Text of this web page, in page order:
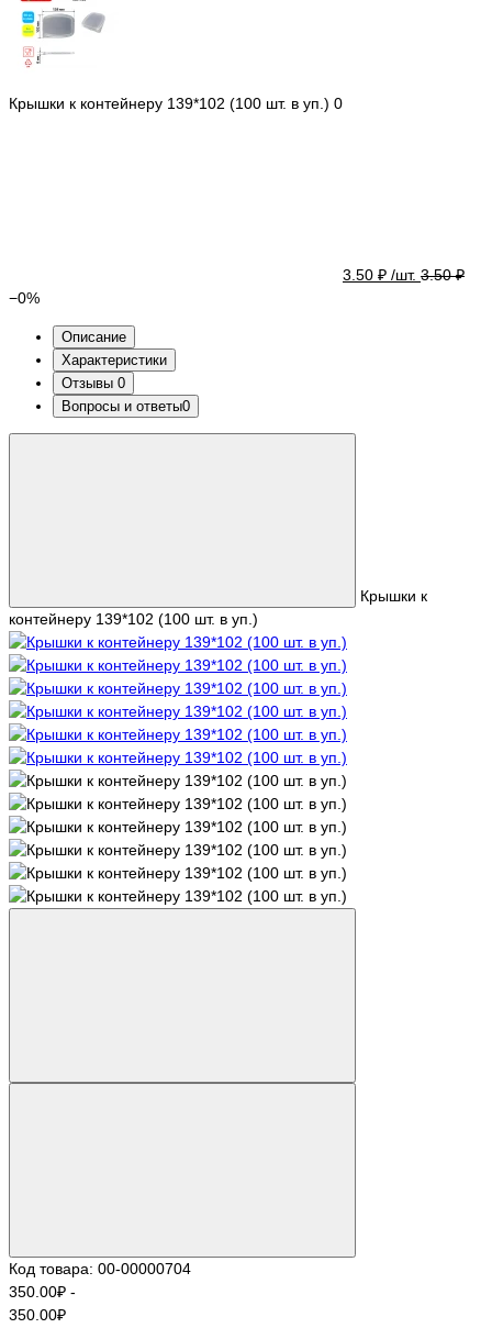
Крышки к контейнеру 139*102 (100 шт. в уп.) 0
3.50 ₽ /шт. 3.50 ₽
−0%
Описание
Характеристики
Отзывы 0
Вопросы и ответы0
Крышки к
контейнеру 139*102 (100 шт. в уп.)
Код товара: 00-00000704
350.00₽ -
350.00₽